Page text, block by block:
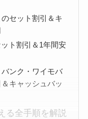
セット割引＆キ
ト割引＆1年間安
ンク・ワイモバ
キャッシュバッ
る全手順を解説